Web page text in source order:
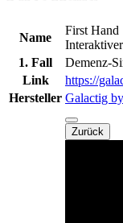
Name
First Hand
1. Fall
Demenz-
Link
https://
Hersteller Galactig
Zurück